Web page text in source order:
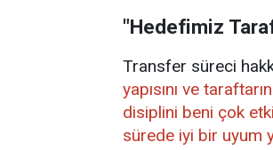
"Hedefimiz
Transfer süreci
yapısını ve
disiplini beni çok
sürede iyi bir uyum